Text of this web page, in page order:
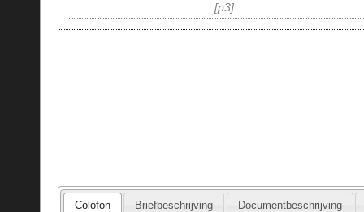
p3
Colofon Briefbeschrijving Documentbeschrijving